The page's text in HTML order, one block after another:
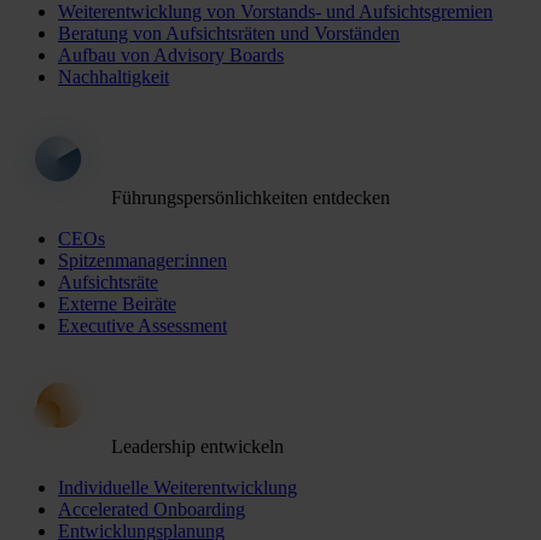
Weiterentwicklung von Vorstands- und Aufsichtsgremien
Beratung von Aufsichtsräten und Vorständen
Aufbau von Advisory Boards
Nachhaltigkeit
Führungspersönlichkeiten entdecken
CEOs
Spitzenmanager:innen
Aufsichtsräte
Externe Beiräte
Executive Assessment
Leadership entwickeln
Individuelle Weiterentwicklung
Accelerated Onboarding
Entwicklungsplanung